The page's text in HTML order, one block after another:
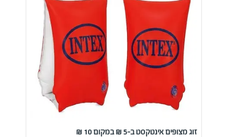
זוג מצופים אינטקסט ב-5 ₪ במקום 10 ₪